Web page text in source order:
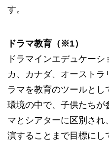
す。
ドラマ教育（※1）
ドラマインエデュケー
カ、カナダ、オーストラ
ラマを教育のツールとし
環境の中で、子供たちが
マとシアターに区別さ
演することまで目標にし